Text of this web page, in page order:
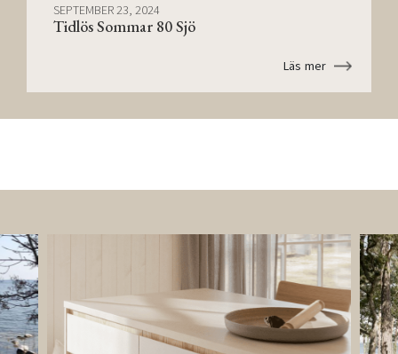
SEPTEMBER 23, 2024
Tidlös Sommar 80 Sjö
Läs mer